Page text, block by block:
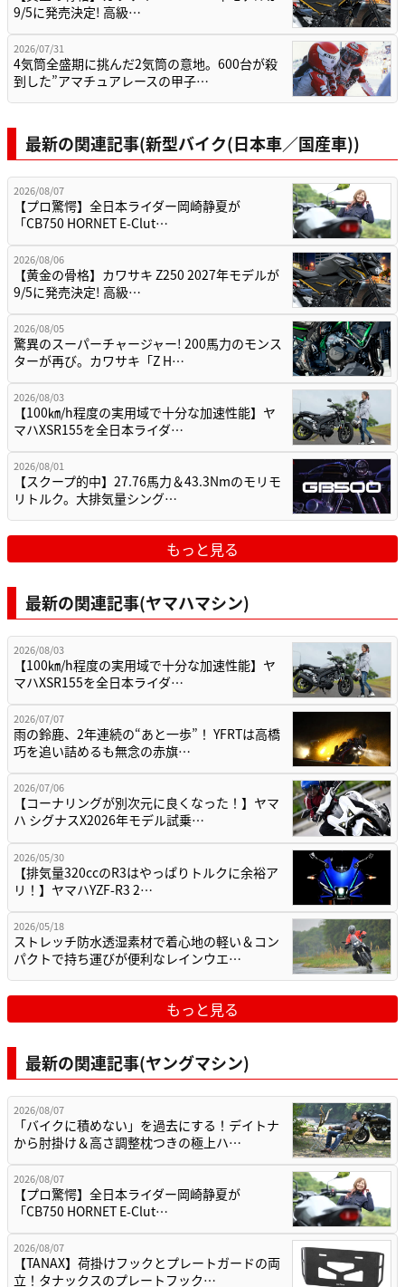
9/5に発売決定! 高級…
2026/07/31
4気筒全盛期に挑んだ2気筒の意地。600台が殺
到した”アマチュアレースの甲子…
最新の関連記事(新型バイク(日本車／国産車))
2026/08/07
【プロ驚愕】全日本ライダー岡崎静夏が
「CB750 HORNET E-Clut…
2026/08/06
【黄金の骨格】カワサキ Z250 2027年モデルが
9/5に発売決定! 高級…
2026/08/05
驚異のスーパーチャージャー! 200馬力のモンス
ターが再び。カワサキ「Z H…
2026/08/03
【100㎞/h程度の実用域で十分な加速性能】ヤ
マハXSR155を全日本ライダ…
2026/08/01
【スクープ的中】27.76馬力＆43.3Nmのモリモ
リトルク。大排気量シング…
もっと見る
最新の関連記事(ヤマハマシン)
2026/08/03
【100㎞/h程度の実用域で十分な加速性能】ヤ
マハXSR155を全日本ライダ…
2026/07/07
雨の鈴鹿、2年連続の“あと一歩”！ YFRTは高橋
巧を追い詰めるも無念の赤旗…
2026/07/06
【コーナリングが別次元に良くなった！】ヤマ
ハ シグナスX2026年モデル試乗…
2026/05/30
【排気量320ccのR3はやっぱりトルクに余裕ア
リ！】ヤマハYZF-R3 2…
2026/05/18
ストレッチ防水透湿素材で着心地の軽い＆コン
パクトで持ち運びが便利なレインウエ…
もっと見る
最新の関連記事(ヤングマシン)
2026/08/07
「バイクに積めない」を過去にする！デイトナ
から肘掛け＆高さ調整枕つきの極上ハ…
2026/08/07
【プロ驚愕】全日本ライダー岡崎静夏が
「CB750 HORNET E-Clut…
2026/08/07
【TANAX】荷掛けフックとプレートガードの両
立！タナックスのプレートフック…